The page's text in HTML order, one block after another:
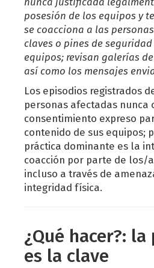
posesión de los equipos y
se coacciona a las
claves o pines de
equipos; revisan galerías
así como los mensajes
Los episodios registrados
personas afectadas nunca
consentimiento expreso
contenido de sus equipos;
práctica dominante es la
coacción por parte de los/
incluso a través de
integridad física.
¿Qué hacer?:
es la clave